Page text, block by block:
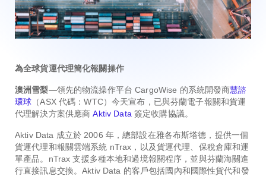
為全球貨運代理簡化報關操作
澳洲雪梨—領先的物流操作平台 CargoWise 的系統開發商慧諮
環球 （ASX 代碼：WTC）今天宣布，已與芬蘭電子報關和貨運
代理解決方案供應商Aktiv Data 簽定收購協議。
Aktiv Data 成立於 2006 年，總部設在雅各布斯塔德，提供一個
貨運代理和報關雲端系統 nTrax，以及貨運代理、保稅倉庫和運
單產品。nTrax 支援多種本地和過境報關程序，並與芬蘭海關進
行直接訊息交換。Aktiv Data 的客戶包括國內和國際性貨代和發